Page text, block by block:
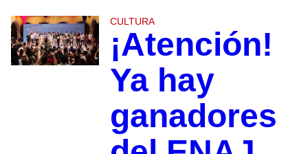
CULTURA
¡Atención!
Ya hay
ganadores